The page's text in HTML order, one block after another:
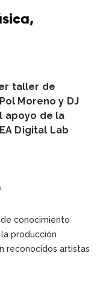
taller de
Moreno y DJ
apoyo de la
Digital Lab
conocimiento
producción
reconocidos artistas